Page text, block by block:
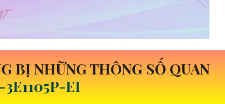
BỊ NHỮNG THÔNG SỐ QUAN
EI